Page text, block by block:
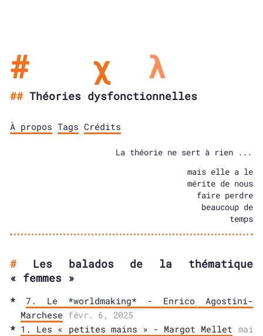
χ λ
Théories dysfonctionnelles
À propos Tags Crédits
La théorie ne sert à rien ...
mais elle a le
mérite de nous
faire perdre
beaucoup de
temps
Les balados de la thématique
« femmes »
7. Le *worldmaking* - Enrico Agostini-
Marchese févr. 6, 2025
1. Les « petites mains » - Margot Mellet mai